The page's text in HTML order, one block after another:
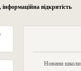
інформаційна відкритість
Новини школи